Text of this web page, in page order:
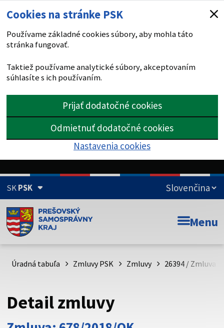
Cookies na stránke PSK
Používame základné cookies súbory, aby mohla táto
stránka fungovať.
Taktiež používame analytické súbory, akceptovaním
súhlasíte s ich používaním.
Prijať dodatočné cookies
Odmietnuť dodatočné cookies
Nastavenia cookies
SKPSK
Doména psk.sk je oficiálna
Toto je oficiálna webová stránka Prešovského
psk.sk.
Buďte pozorní a vždy sa uistite, že zdieľate informácie iba
cez zabezpečenú webovú stránku. Zabezpečená stránka
vždy začína https:// pred názvom domény webového sídla.
Menu
Úradná tabuľa Zmluvy PSK Zmluvy 26394 / Zmluva
Detail zmluvy